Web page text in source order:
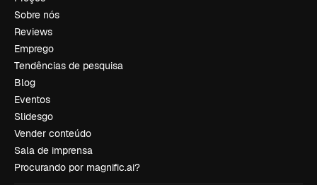
Sobre nós
Reviews
Emprego
Tendências de pesquisa
Blog
Eventos
Slidesgo
Vender conteúdo
Sala de imprensa
Procurando por magnific.ai?